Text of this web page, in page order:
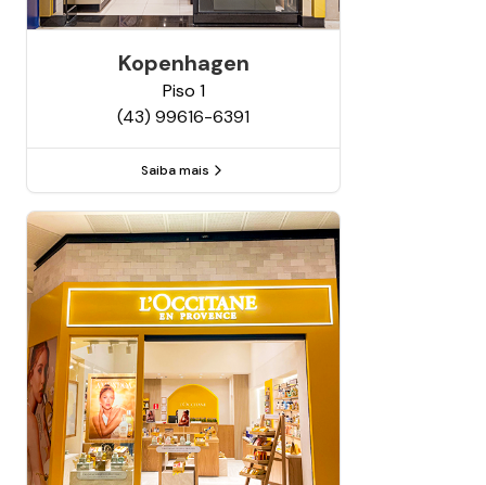
Kopenhagen
Piso 1
(43) 99616-6391
Saiba mais